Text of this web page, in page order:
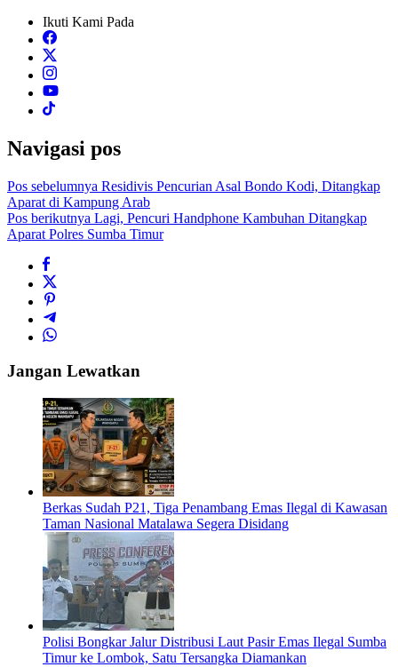
Ikuti Kami Pada
Navigasi pos
Pos sebelumnya Residivis Pencurian Asal Bondo Kodi, Ditangkap
Aparat di Kampung Arab
Pos berikutnya Lagi, Pencuri Handphone Kambuhan Ditangkap
Aparat Polres Sumba Timur
Jangan Lewatkan
Berkas Sudah P21, Tiga Penambang Emas Ilegal di Kawasan
Taman Nasional Matalawa Segera Disidang
Polisi Bongkar Jalur Distribusi Laut Pasir Emas Ilegal Sumba
Timur ke Lombok, Satu Tersangka Diamankan